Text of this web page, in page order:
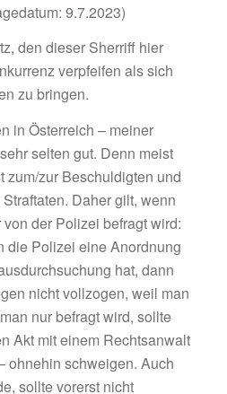
9.7.2023)
den dieser Sherriff hier
verpfeifen als sich
zu bringen.
in Österreich – meiner
selten gut. Denn meist
zum/zur Beschuldigten und
Daher gilt, wenn
der Polizei befragt wird:
die Polizei eine Anordnung
hat, dann
nicht vollzogen, weil man
nur befragt wird, sollte
Akt mit einem Rechtsanwalt
ohnehin schweigen. Auch
sollte vorerst nicht